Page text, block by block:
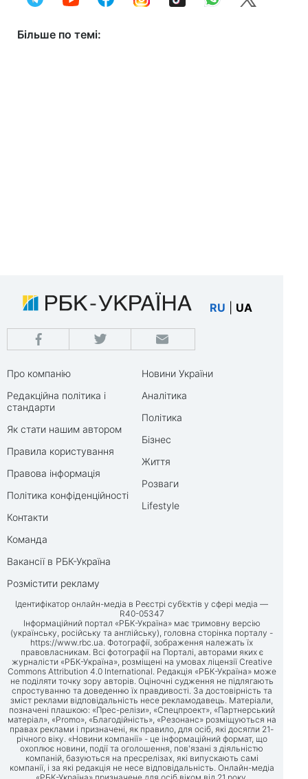
Більше по темі:
RU UA
Про компанію
Редакційна політика і
стандарти
Як стати нашим автором
Правила користування
Правова інформація
Політика конфіденційності
Контакти
Команда
Вакансії в РБК-Україна
Розмістити рекламу
Новини України
Аналітика
Політика
Бізнес
Життя
Розваги
Lifestyle
Ідентифікатор онлайн-медіа в Реєстрі суб’єктів у сфері медіа —
R40-05347
Інформаційний портал «РБК-Україна» має тримовну версію
(українську, російську та англійську), головна сторінка порталу -
https://www.rbc.ua. Фотографії, зображення належать їх
правовласникам. Всі фотографії на Порталі, авторами яких є
журналісти «РБК-Україна», розміщені на умовах ліцензії Creative
Commons Attribution 4.0 International. Редакція «РБК-Україна» може
не поділяти точку зору авторів. Оціночні судження не підлягають
спростуванню та доведенню їх правдивості. За достовірність та
зміст реклами відповідальність несе рекламодавець. Матеріали,
позначені плашкою: «Прес-релізи», «Спецпроект», «Партнерський
матеріал», «Promo», «Благодійність», «Резонанс» розміщуються на
правах реклами і призначені, як правило, для осіб, які досягли 21-
річного віку. «Новини компанії» - це інформаційний формат, що
охоплює новини, події та оголошення, пов'язані з діяльністю
компаній, базуються на пресрелізах, які випускають самі
компанії, і за які редакція не несе відповідальність. Онлайн-медіа